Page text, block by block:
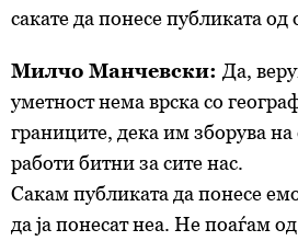
сакате да понесепубликата од
Милчо Манчевски: Да,
уметност нема врска со
границите, дека им зборува на
работи битни за сите нас.
Сакампубликата да понесе
да ја понесат неа. Не поаѓам